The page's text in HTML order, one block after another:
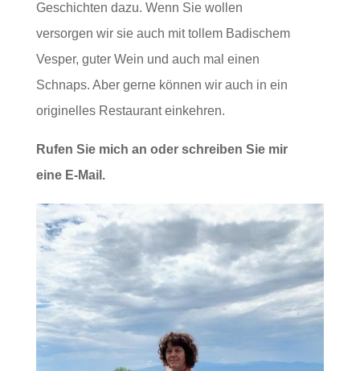
Geschichten dazu. Wenn Sie wollen
versorgen wir sie auch mit tollem Badischem
Vesper, guter Wein und auch mal einen
Schnaps. Aber gerne können wir auch in ein
originelles Restaurant einkehren.
Rufen Sie mich an oder schreiben Sie mir
eine E-Mail.